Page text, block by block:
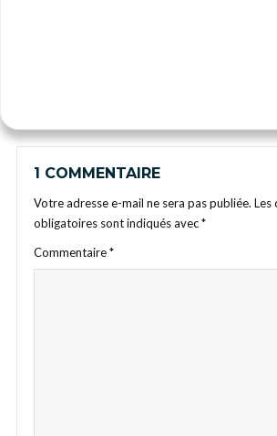
1 COMMENTAIRE
Votre adresse e-mail ne sera pas publiée. Les
obligatoires sont indiqués avec*
Commentaire*